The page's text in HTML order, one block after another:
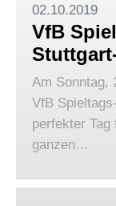
02.10.2019
VfB
Am Sonntag,
VfB
perfekter
ganzen…